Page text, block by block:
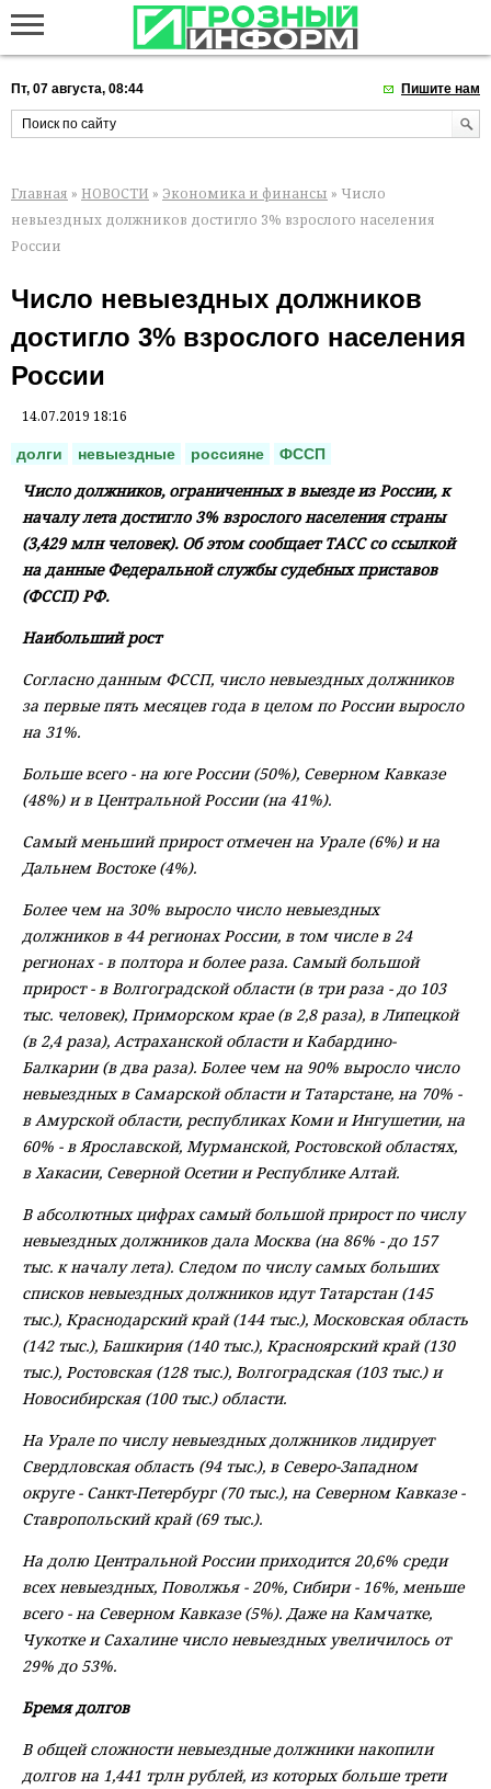
Пт, 07 августа, 08:44 Пишите нам
Главная » НОВОСТИ » Экономика и финансы » Число
невыездных должников достигло 3% взрослого населения
России
Число невыездных должников
достигло 3% взрослого населения
России
14.07.2019 18:16
долги невыездные россияне ФССП
Число должников, ограниченных в выезде из России, к
началу лета достигло 3% взрослого населения страны
(3,429 млн человек). Об этом сообщает ТАСС со ссылкой
на данные Федеральной службы судебных приставов
(ФССП) РФ.
Наибольший рост
Согласно данным ФССП, число невыездных должников
за первые пять месяцев года в целом по России выросло
на 31%.
Больше всего - на юге России (50%), Северном Кавказе
(48%) и в Центральной России (на 41%).
Самый меньший прирост отмечен на Урале (6%) и на
Дальнем Востоке (4%).
Более чем на 30% выросло число невыездных
должников в 44 регионах России, в том числе в 24
регионах - в полтора и более раза. Самый большой
прирост - в Волгоградской области (в три раза - до 103
тыс. человек), Приморском крае (в 2,8 раза), в Липецкой
(в 2,4 раза), Астраханской области и Кабардино-
Балкарии (в два раза). Более чем на 90% выросло число
невыездных в Самарской области и Татарстане, на 70% -
в Амурской области, республиках Коми и Ингушетии, на
60% - в Ярославской, Мурманской, Ростовской областях,
в Хакасии, Северной Осетии и Республике Алтай.
В абсолютных цифрах самый большой прирост по числу
невыездных должников дала Москва (на 86% - до 157
тыс. к началу лета). Следом по числу самых больших
списков невыездных должников идут Татарстан (145
тыс.), Краснодарский край (144 тыс.), Московская область
(142 тыс.), Башкирия (140 тыс.), Красноярский край (130
тыс.), Ростовская (128 тыс.), Волгоградская (103 тыс.) и
Новосибирская (100 тыс.) области.
На Урале по числу невыездных должников лидирует
Свердловская область (94 тыс.), в Северо-Западном
округе - Санкт-Петербург (70 тыс.), на Северном Кавказе -
Ставропольский край (69 тыс.).
На долю Центральной России приходится 20,6% среди
всех невыездных, Поволжья - 20%, Сибири - 16%, меньше
всего - на Северном Кавказе (5%). Даже на Камчатке,
Чукотке и Сахалине число невыездных увеличилось от
29% до 53%.
Бремя долгов
В общей сложности невыездные должники накопили
долгов на 1,441 трлн рублей, из которых больше трети